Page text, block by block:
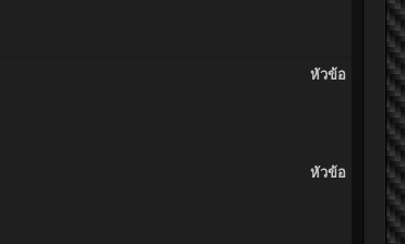
หัวข้อ
หัวข้อ